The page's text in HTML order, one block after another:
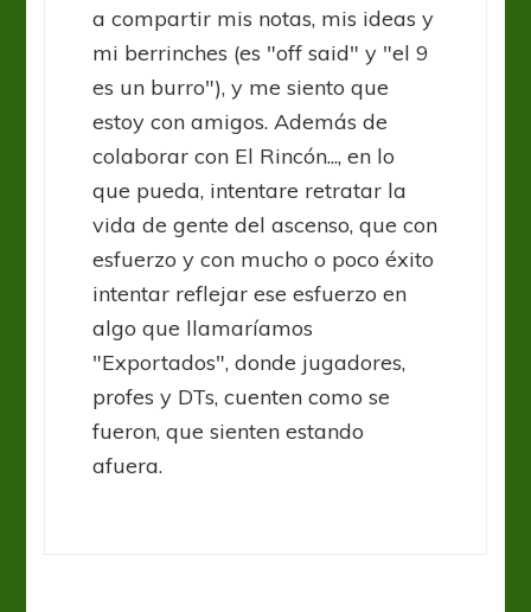
a compartir mis notas, mis ideas y
mi berrinches (es "off said" y "el 9
es un burro"), y me siento que
estoy con amigos. Además de
colaborar con El Rincón..., en lo
que pueda, intentare retratar la
vida de gente del ascenso, que con
esfuerzo y con mucho o poco éxito
intentar reflejar ese esfuerzo en
algo que llamaríamos
"Exportados", donde jugadores,
profes y DTs, cuenten como se
fueron, que sienten estando
afuera.